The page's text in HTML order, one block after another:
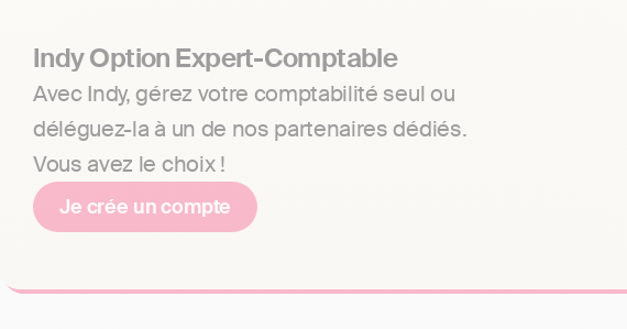
Indy Option Expert-Comptable
Avec Indy, gérez votre comptabilité seul ou
déléguez-la à un de nos partenaires dédiés.
Vous avez le choix !
Je crée un compte